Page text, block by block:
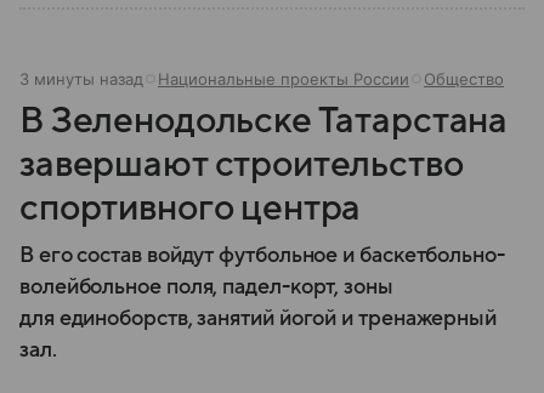
3 минуты назад Национальные проекты России Общество
В Зеленодольске Татарстана
завершают строительство
спортивного центра
В его состав войдут футбольное и баскетбольно-
волейбольное поля, падел-корт, зоны
для единоборств, занятий йогой и тренажерный
зал.